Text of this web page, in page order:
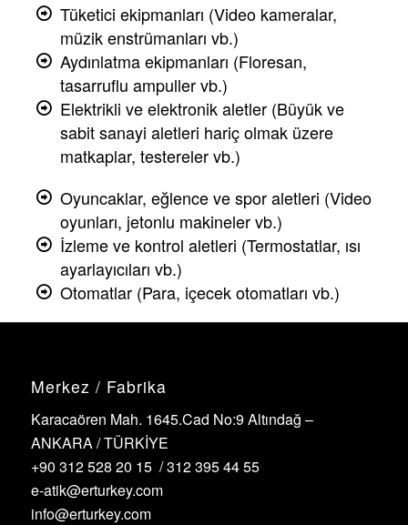
Tüketici ekipmanları (Video kameralar,
müzik enstrümanları vb.)
Aydınlatma ekipmanları (Floresan,
tasarruflu ampuller vb.)
Elektrikli ve elektronik aletler (Büyük ve
sabit sanayi aletleri hariç olmak üzere
matkaplar, testereler vb.)
Oyuncaklar, eğlence ve spor aletleri (Video
oyunları, jetonlu makineler vb.)
İzleme ve kontrol aletleri (Termostatlar, ısı
ayarlayıcıları vb.)
Otomatlar (Para, içecek otomatları vb.)
Merkez / Fabrika
Karacaören Mah. 1645.Cad No:9 Altındağ –
ANKARA / TÜRKİYE
+90 312 528 20 15 / 312 395 44 55
e-atik@erturkey.com
info@erturkey.com